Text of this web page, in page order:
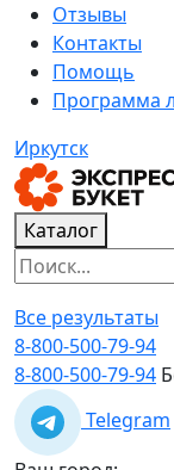
Отзывы
Контакты
Помощь
Программа
Иркутск
Каталог
Все результаты
8-800-500-79-94
8-800-500-79-94
Telegram